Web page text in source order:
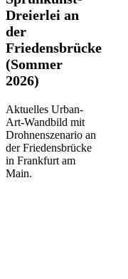
Dreierlei
an
der
Friedensbrücke
(Sommer
2026)
Dreierlei an
der
Friedensbrücke
(Sommer
2026)
Aktuelles Urban-
Art-Wandbild mit
Drohnenszenario an
der Friedensbrücke
in Frankfurt am
Main.